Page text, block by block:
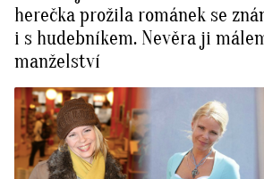
herečka prožila románek se
i s hudebníkem. Nevěra ji
manželství